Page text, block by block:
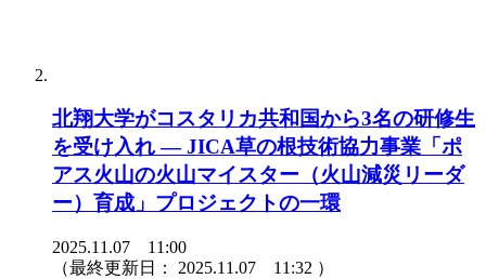
北翔大学がコスタリカ共和国から3名の研修生
を受け入れ ― JICA草の根技術協力事業「ポ
アス火山の火山マイスター（火山減災リーダ
ー）育成」プロジェクトの一環
2025.11.07 11:00
（最終更新日： 2025.11.07 11:32 ）